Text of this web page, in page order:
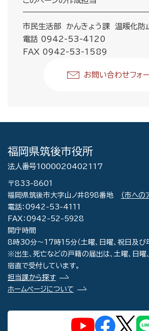
市民生活部 かんきょう課 温暖化防
電話 0942-53-4120
FAX 0942-53-1589
お問い合わせフォ
福岡県筑後市役所
法人番号1000020402117
〒833-8601
福岡県筑後市大字山ノ井898番地
（市への
電話：0942-53-4111
FAX：0942-52-5928
開庁時間
8時30分～17時15分（土曜、日曜、祝日及び
※出生、死亡などの戸籍の届出は、土曜、日曜
宿直で受付しています。
担当課から探す
ホームページについて